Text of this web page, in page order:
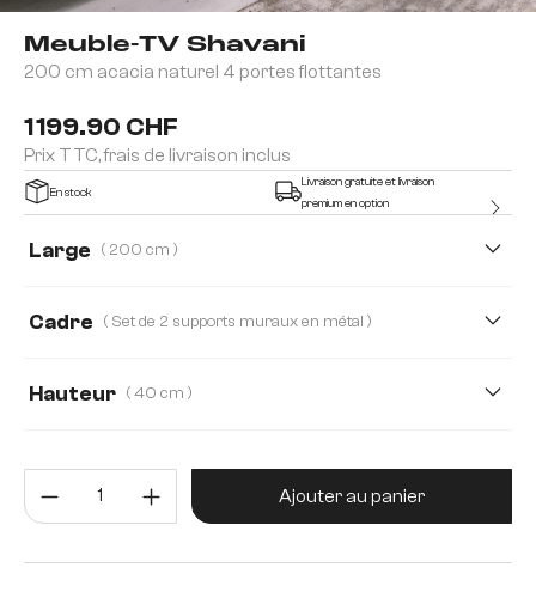
Meuble-TV Shavani
200 cm acacia naturel 4 portes flottantes
1 199.90 CHF
Prix TTC, frais de livraison inclus
En stock
Livraison gratuite et livraison
premium en option
Large ( 200 cm )
Cadre ( Set de 2 supports muraux en métal )
Hauteur ( 40 cm )
Quantité de produit : Entrez la
Ajouter au panier